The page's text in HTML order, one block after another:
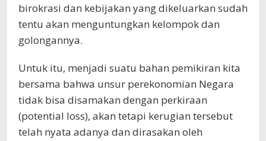
birokrasi dan kebijakan yang dikeluarkan sudah
tentu akan menguntungkan kelompok dan
golongannya.
Untuk itu, menjadi suatu bahan pemikiran kita
bersama bahwa unsur perekonomian Negara
tidak bisa disamakan dengan perkiraan
(potential loss), akan tetapi kerugian tersebut
telah nyata adanya dan dirasakan oleh